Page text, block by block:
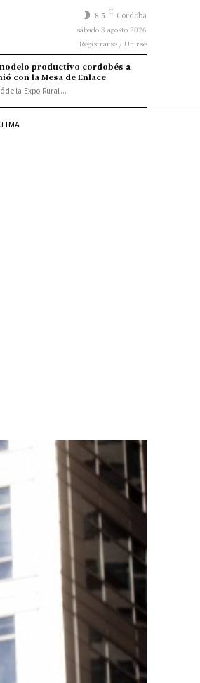
8.5 C Córdoba
sábado 8 agosto 2026
Registrarse / Unirse
productivo cordobés a
con la Mesa de Enlace
de la Expo Rural...